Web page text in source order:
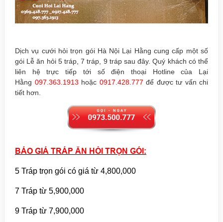
Dịch vụ cưới hỏi trọn gói Hà Nội Lại Hằng cung cấp một số
gói Lễ ăn hỏi 5 tráp, 7 tráp, 9 tráp sau đây. Quý khách có thể
liên hệ trực tiếp tới số điện thoại Hotline của Lại
Hằng 097.363.1913 hoặc 0917.428.777 để được tư vấn chi
tiết hơn.
BÁO GIÁ TRÁP ĂN HỎI TRỌN GÓI:
5 Tráp trọn gói có giá từ 4,800,000
7 Tráp từ 5,900,000
9 Tráp từ 7,900,000